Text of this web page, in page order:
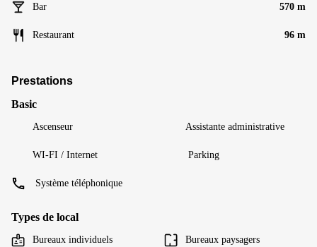
Bar 570 m
Restaurant 96 m
Prestations
Basic
Ascenseur Assistante administrative
WI-FI / Internet Parking
Système téléphonique
Types de local
Bureaux individuels Bureaux paysagers